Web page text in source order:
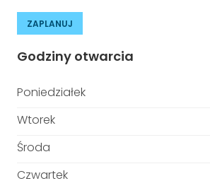
ZAPLANUJ
Godziny otwarcia
Poniedziałek
Wtorek
Środa
Czwartek